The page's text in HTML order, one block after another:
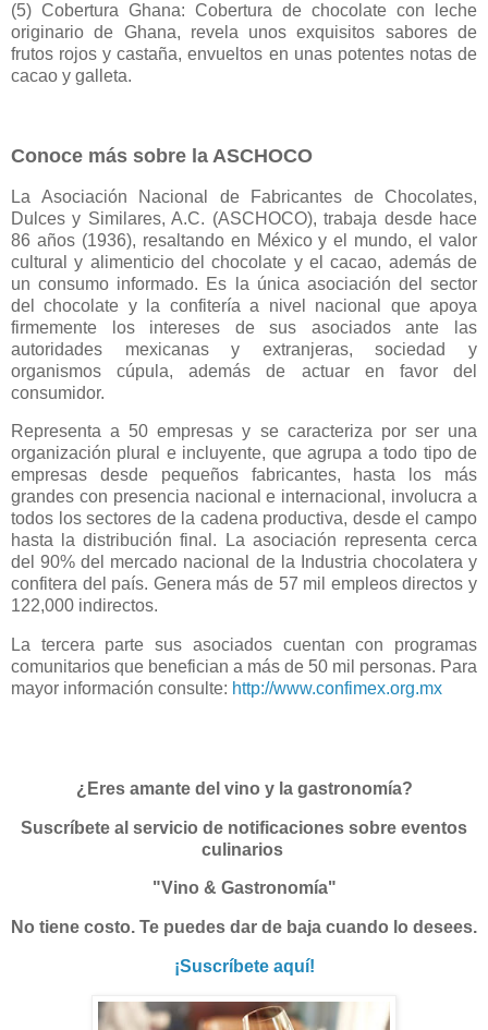
(5) Cobertura Ghana: Cobertura de chocolate con leche
originario de Ghana, revela unos exquisitos sabores de
frutos rojos y castaña, envueltos en unas potentes notas de
cacao y galleta.
Conoce más sobre la ASCHOCO
La Asociación Nacional de Fabricantes de Chocolates,
Dulces y Similares, A.C. (ASCHOCO), trabaja desde hace
86 años (1936), resaltando en México y el mundo, el valor
cultural y alimenticio del chocolate y el cacao, además de
un consumo informado. Es la única asociación del sector
del chocolate y la confitería a nivel nacional que apoya
firmemente los intereses de sus asociados ante las
autoridades mexicanas y extranjeras, sociedad y
organismos cúpula, además de actuar en favor del
consumidor.
Representa a 50 empresas y se caracteriza por ser una
organización plural e incluyente, que agrupa a todo tipo de
empresas desde pequeños fabricantes, hasta los más
grandes con presencia nacional e internacional, involucra a
todos los sectores de la cadena productiva, desde el campo
hasta la distribución final. La asociación representa cerca
del 90% del mercado nacional de la Industria chocolatera y
confitera del país. Genera más de 57 mil empleos directos y
122,000 indirectos.
La tercera parte sus asociados cuentan con programas
comunitarios que benefician a más de 50 mil personas. Para
mayor información consulte: http://www.confimex.org.mx
¿Eres amante del vino y la gastronomía?
Suscríbete al servicio de notificaciones sobre eventos
culinarios
"Vino & Gastronomía"
No tiene costo. Te puedes dar de baja cuando lo desees.
¡Suscríbete aquí!